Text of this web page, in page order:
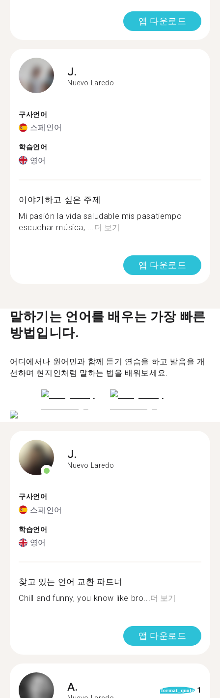
앱 다운로드
J.
Nuevo Laredo
구사언어
스페인어
학습언어
영어
이야기하고 싶은 주제
Mi pasión la vida saludable mis pasatiempo
escuchar música, ... 더 보기
앱 다운로드
말하기는 언어를 배우는 가장 빠른
방법입니다.
어디에서나 원어민과 함께 듣기 연습을 하고 발음을 개
선하며 현지인처럼 말하는 법을 배워보세요.
J.
Nuevo Laredo
구사언어
스페인어
학습언어
영어
찾고 있는 언어 교환 파트너
Chill and funny, you know like bro...더 보기
앱 다운로드
A. format_quote 1